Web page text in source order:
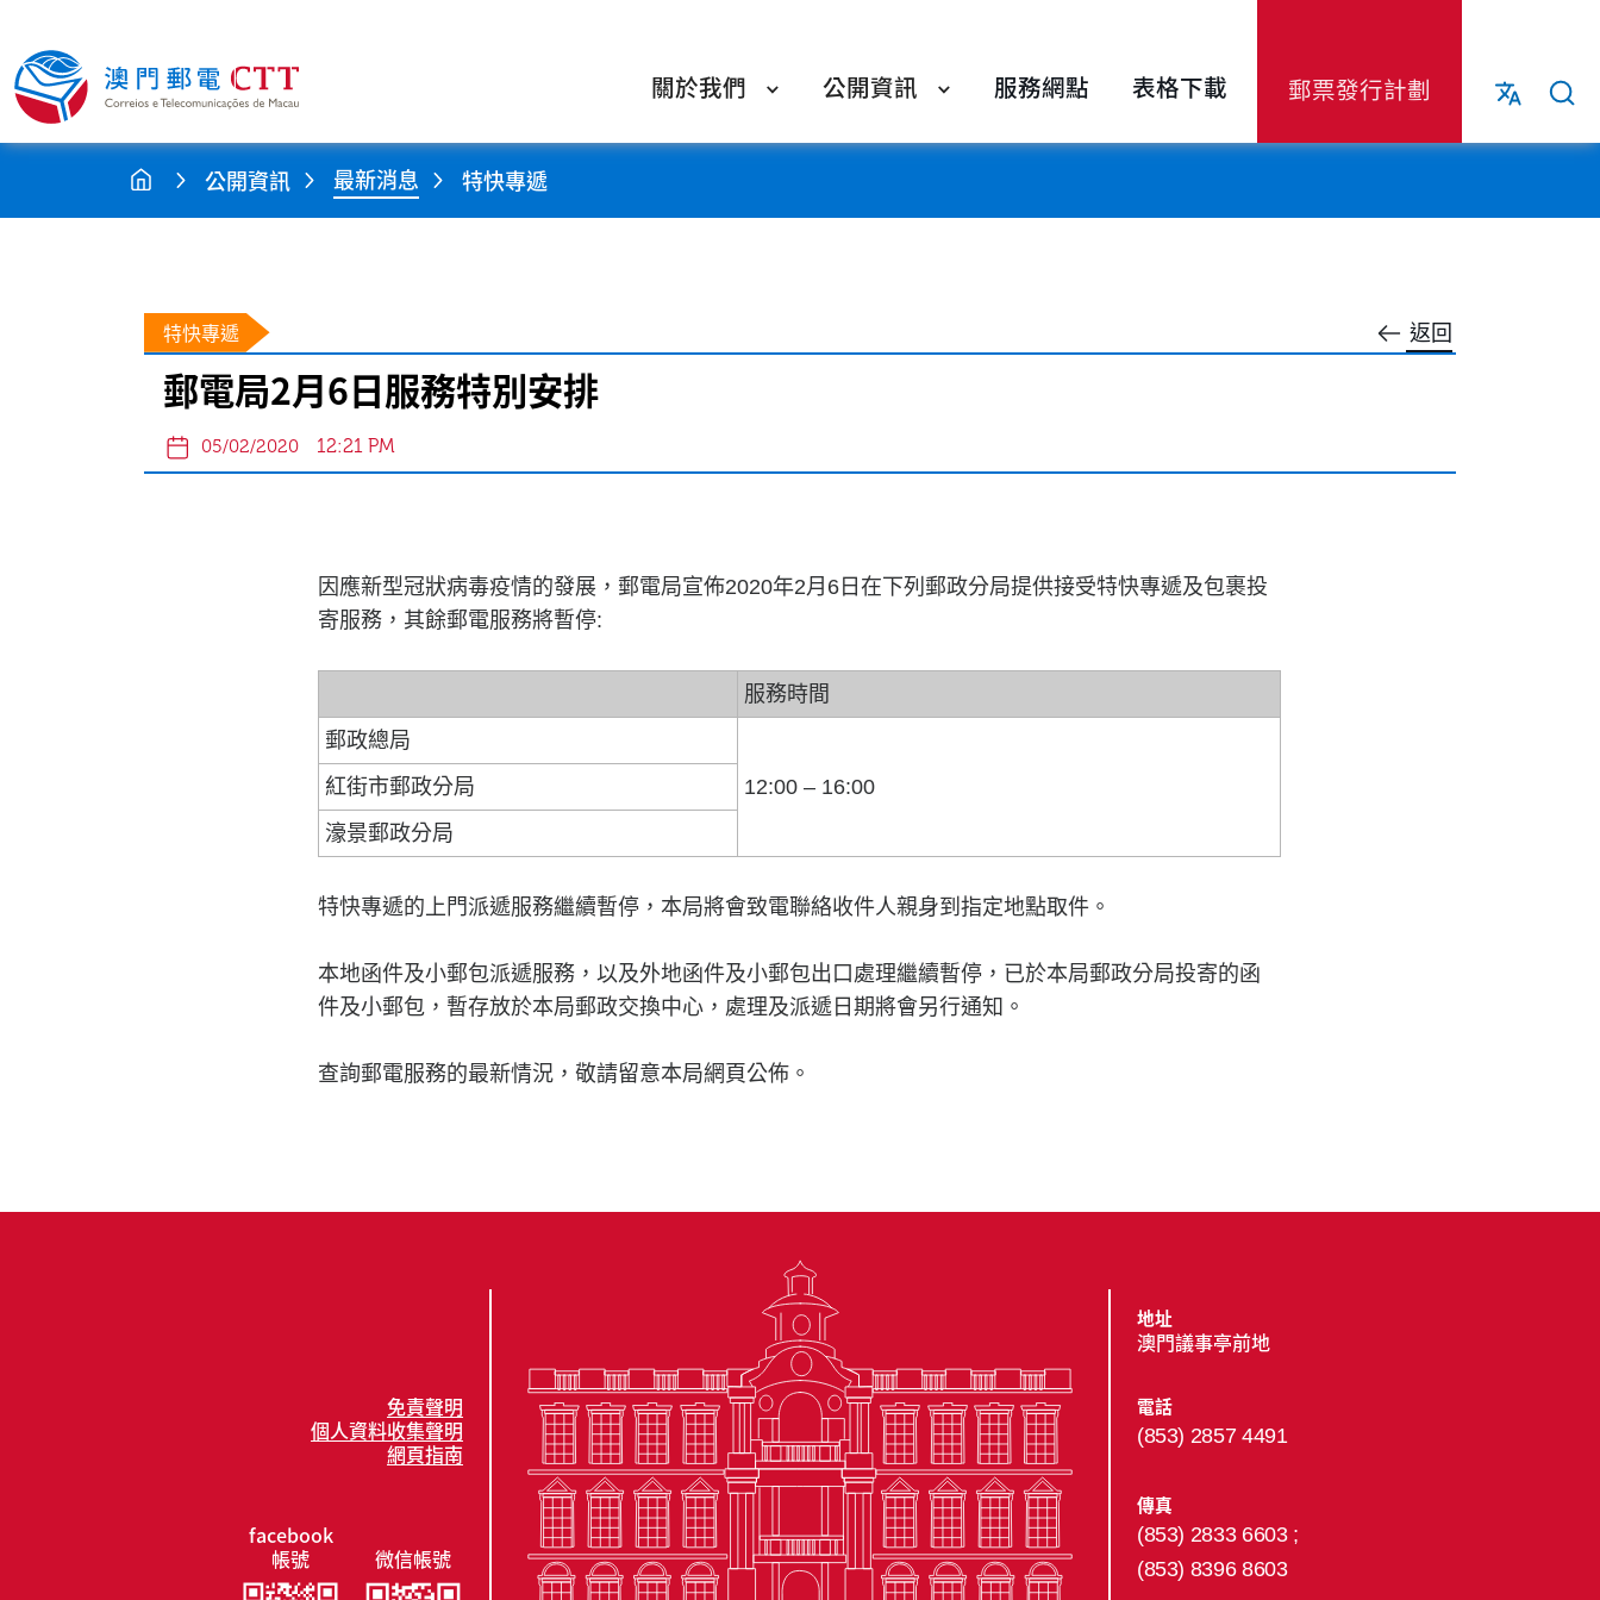
關於我們 公開資訊 服務網點 表格下載 郵票發行計劃
公開資訊 最新消息 特快專遞
返回
特快專遞
郵電局2月6日服務特別安排
05/02/2020 12:21 PM
因應新型冠狀病毒疫情的發展，郵電局宣佈2020年2月6日在下列郵政分局提供接受特快專遞及包裹投
寄服務，其餘郵電服務將暫停:
服務時間
郵政總局
12:00 – 16:00
紅街市郵政分局
濠景郵政分局
特快專遞的上門派遞服務繼續暫停，本局將會致電聯絡收件人親身到指定地點取件。
本地函件及小郵包派遞服務，以及外地函件及小郵包出口處理繼續暫停，已於本局郵政分局投寄的函
件及小郵包，暫存放於本局郵政交換中心，處理及派遞日期將會另行通知。
查詢郵電服務的最新情況，敬請留意本局網頁公佈。
免責聲明
個人資料收集聲明
網頁指南
facebook
帳號
微信帳號
地址
澳門議事亭前地
電話
(853) 2857 4491
傳真
(853) 2833 6603 ;
(853) 8396 8603